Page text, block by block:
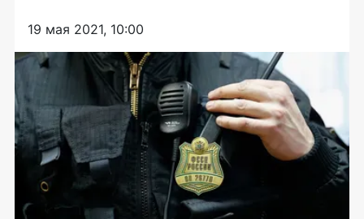
19 мая 2021, 10:00